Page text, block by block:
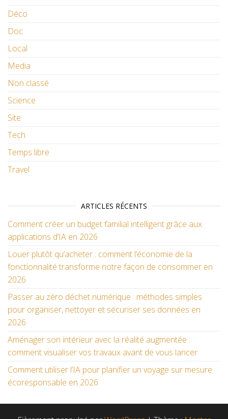
Déco
Doc
Local
Media
Non classé
Science
Site
Tech
Temps libre
Travel
ARTICLES RÉCENTS
Comment créer un budget familial intelligent grâce aux
applications d’IA en 2026
Louer plutôt qu’acheter : comment l’économie de la
fonctionnalité transforme notre façon de consommer en
2026
Passer au zéro déchet numérique : méthodes simples
pour organiser, nettoyer et sécuriser ses données en
2026
Aménager son intérieur avec la réalité augmentée :
comment visualiser vos travaux avant de vous lancer
Comment utiliser l’IA pour planifier un voyage sur mesure
écoresponsable en 2026